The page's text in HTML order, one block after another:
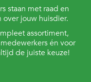
staan met raad en
jouw huisdier.
assortiment,
én voor
de juiste keuze!